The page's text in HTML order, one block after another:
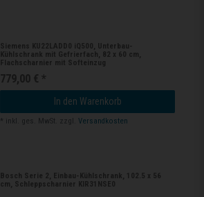
Siemens KU22LADD0 iQ500, Unterbau-
Kühlschrank mit Gefrierfach, 82 x 60 cm,
Flachscharnier mit Softeinzug
779,00 € *
In den Warenkorb
* inkl. ges. MwSt. zzgl.Versandkosten
Bosch Serie 2, Einbau-Kühlschrank, 102.5 x 56
cm, Schleppscharnier KIR31NSE0